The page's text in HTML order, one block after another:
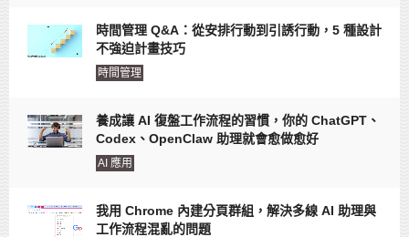
時間管理 Q&A：從安排行動到引誘行動，5 種設計
不強迫計畫技巧
時間管理
養成讓 AI 復盤工作流程的習慣，你的 ChatGPT、
Codex、OpenClaw 助理就會愈做愈好
AI 應用
我用 Chrome 內建分頁群組，解決多線 AI 助理與
工作流程混亂的問題